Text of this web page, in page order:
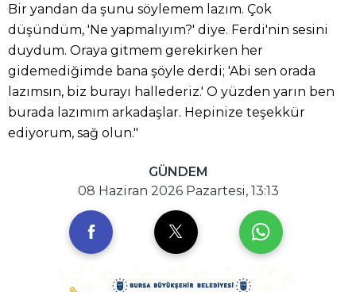
Bir yandan da şunu söylemem lazım. Çok
düşündüm, 'Ne yapmalıyım?' diye. Ferdi'nin sesini
duydum. Oraya gitmem gerekirken her
gidemediğimde bana şöyle derdi; 'Abi sen orada
lazımsın, biz burayı hallederiz.' O yüzden yarın ben
burada lazımım arkadaşlar. Hepinize teşekkür
ediyorum, sağ olun."
GÜNDEM
08 Haziran 2026 Pazartesi, 13:13